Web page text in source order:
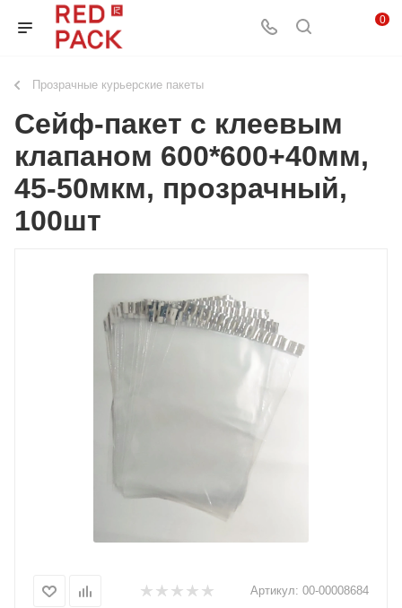
0
Прозрачные курьерские пакеты
Сейф-пакет с клеевым
клапаном 600*600+40мм,
45-50мкм, прозрачный,
100шт
Артикул: 00-00008684